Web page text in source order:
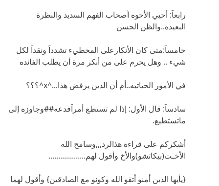
رابعاَ: أحيي الأخوه أصحاب الفهم السديد والنظرة
البعيده..والظن الحسن
خامساَ:متى كان الأنكارعلى المخطيء تشدداَ ونقداَ لكل
شيء .. وهل يحرم على من أنكر مرة أن يطلب الفائده
في الأمور الحياتيه..أم أن الدين يرفض هذا...^x^؟؟؟
سادساَ: قال الأول: إذا لم تستطع أمراَفدعه##وجاوزه إلى
ماتستطيع.
أشكركم على قراءة هذالرد,,,وسامح الله
الأخـت(بيكاتشو)والأخ وأقول لهم...................
{يأيها الذين أمنو أتقو الله وكونو مع الصادقين} وأقول لهما